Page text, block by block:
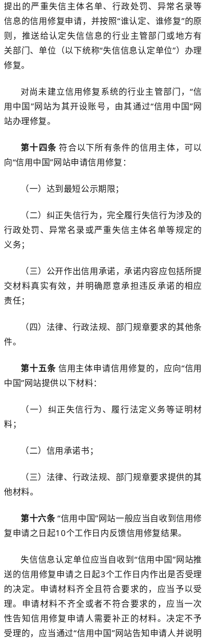
提出的严重失信主体名单、行政处罚、异常名录等
信息的信用修复申请，并按照“谁认定、谁修复”的原
则， 推送给认定失信信息的行业主管部门或地方有
关部门、单位（以下统称“失信信息认定单位”）办理
修复。
对尚未建立信用修复系统的行业主管部门，“信
用中国”网站为其开设账号，由其通过“信用中国”网
站办理修复。
第十四条符合以下所有条件的信用主体，可以
向“信用中国”网站申请信用修复：
（一）达到最短公示期限；
（二）纠正失信行为，完全履行失信行为涉及的
行政处罚、异常名录或严重失信主体名单等规定的
义务；
（三）公开作出信用承诺，承诺内容应包括所提
交材料真实有效，并明确愿意承担违反承诺的相应
责任；
（四）法律、行政法规、部门规章要求的其他条
件。
第十五条 信用主体申请信用修复的，应向“信用
中国”网站提供以下材料：
（一）纠正失信行为、履行法定义务等证明材
料；
（二）信用承诺书；
（三）法律、行政法规、部门规章要求提供的其
他材料。
第十六条 “信用中国”网站一般应当自收到信用修
复申请之日起10个工作日内反馈信用修复结果。
失信信息认定单位应当自收到“信用中国”网站推
送的信用修复申请之日起3个工作日内作出是否受理
的决定。 申请材料齐全且符合要求的，应当予以受
理。申请材料不齐全或者不符合要求的，应当一次
性告知信用修复申请人需要补正的材料。决定不予
受理的，应当通过“信用中国”网站告知申请人并说明